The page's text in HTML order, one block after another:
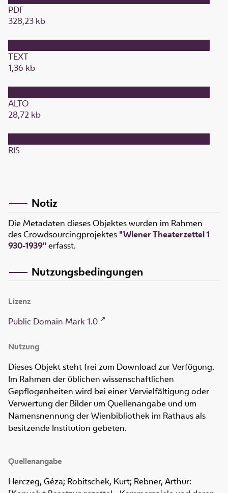
PDF
328,23 kb
TEXT
1,36 kb
ALTO
28,72 kb
RIS
Notiz
Die Metadaten dieses Objektes wurden im Rahmen
des Crowdsourcingprojektes "Wiener Theaterzettel 1
930-1939"erfasst.
Nutzungsbedingungen
Lizenz
Public Domain Mark 1.0
Nutzung
Dieses Objekt steht frei zum Download zur Verfügung.
Im Rahmen der üblichen wissenschaftlichen
Gepflogenheiten wird bei einer Vervielfältigung oder
Verwertung der Bilder um Quellenangabe und um
Namensnennung der Wienbibliothek im Rathaus als
besitzende Institution gebeten.
Quellenangabe
Herczeg, Géza; Robitschek, Kurt; Rebner, Arthur: